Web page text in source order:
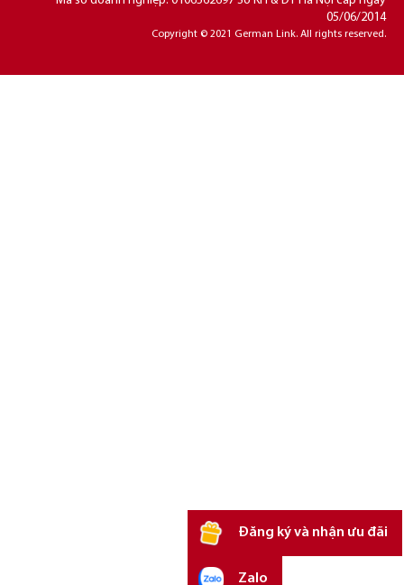
05/06/2014
Copyright © 2021 German Link. All rights reserved.
Đăng ký và nhận ưu đãi
Zalo